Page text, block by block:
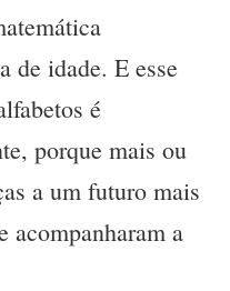
de idade. E esse
é
porque mais ou
a um futuro mais
acompanharam a